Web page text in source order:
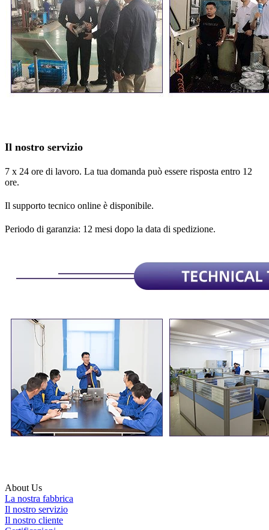
Il nostro servizio
7 x 24 ore di lavoro. La tua domanda può essere risposta entro 12
ore.
Il supporto tecnico online è disponibile.
Periodo di garanzia: 12 mesi dopo la data di spedizione.
About Us
La nostra fabbrica
Il nostro servizio
Il nostro cliente